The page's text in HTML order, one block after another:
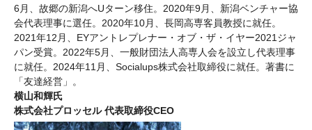
6月、故郷の新潟へUターン移住。2020年9月、新潟ベンチャー協
会代表理事に選任。2020年10月、長岡高専客員教授に就任。
2021年12月、EYアントレプレナー・オブ・ザ・イヤー2021ジャ
パン受賞。2022年5月、一般財団法人高専人会を設立し代表理事
に就任。2024年11月、Socialups株式会社取締役に就任。著書に
「友達経営」。
横山和輝氏
株式会社プロッセル 代表取締役CEO